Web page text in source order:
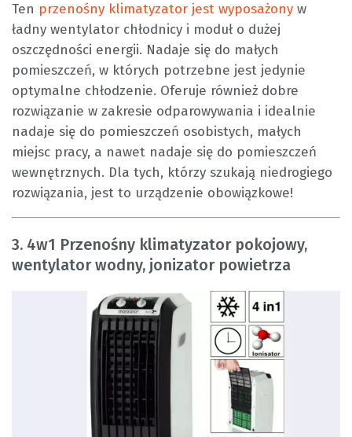
Ten przenośny klimatyzator jest wyposażony w
ładny wentylator chłodnicy i moduł o dużej
oszczędności energii. Nadaje się do małych
pomieszczeń, w których potrzebne jest jedynie
optymalne chłodzenie. Oferuje również dobre
rozwiązanie w zakresie odparowywania i idealnie
nadaje się do pomieszczeń osobistych, małych
miejsc pracy, a nawet nadaje się do pomieszczeń
wewnętrznych. Dla tych, którzy szukają niedrogiego
rozwiązania, jest to urządzenie obowiązkowe!
3. 4w1 Przenośny klimatyzator pokojowy,
wentylator wodny, jonizator powietrza